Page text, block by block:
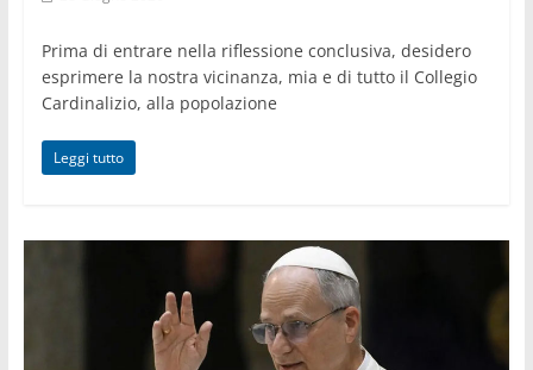
Prima di entrare nella riflessione conclusiva, desidero
esprimere la nostra vicinanza, mia e di tutto il Collegio
Cardinalizio, alla popolazione
Leggi tutto